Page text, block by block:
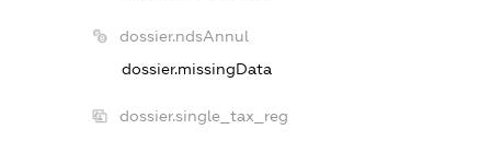
dossier.ndsAnnul
dossier.missingData
dossier.single_tax_reg